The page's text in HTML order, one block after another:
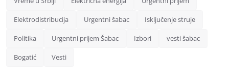
Elektrodistribucija Urgentni šabac Isključenje struje
Politika Urgentni prijem Šabac Izbori vesti šabac
Bogatić Vesti